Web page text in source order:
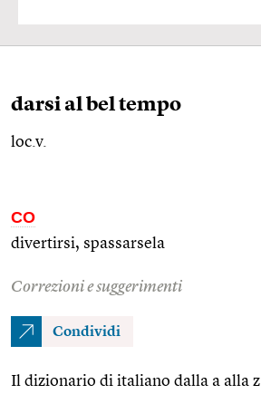
darsi al bel tempo
loc.v.
CO
divertirsi, spassarsela
Correzioni e suggerimenti
Condividi
Il dizionario di italiano dalla a alla z